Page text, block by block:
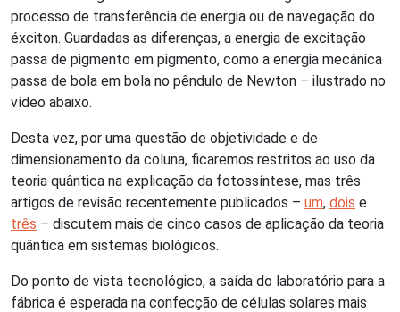
processo de transferência de energia ou de navegação do
éxciton. Guardadas as diferenças, a energia de excitação
passa de pigmento em pigmento, como a energia mecânica
passa de bola em bola no pêndulo de Newton – ilustrado no
vídeo abaixo.
Desta vez, por uma questão de objetividade e de
dimensionamento da coluna, ficaremos restritos ao uso da
teoria quântica na explicação da fotossíntese, mas três
artigos de revisão recentemente publicados – um, dois e
três – discutem mais de cinco casos de aplicação da teoria
quântica em sistemas biológicos.
Do ponto de vista tecnológico, a saída do laboratório para a
fábrica é esperada na confecção de células solares mais